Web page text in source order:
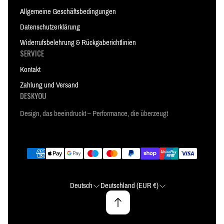
Allgemeine Geschäftsbedingungen
Datenschutzerklärung
Widerrufsbelehrung & Rückgaberichtlinien
SERVICE
Kontakt
Zahlung und Versand
DESKYOU
Design, das beeindruckt – Performance, die überzeugt
Deutsch Deutschland (EUR €)